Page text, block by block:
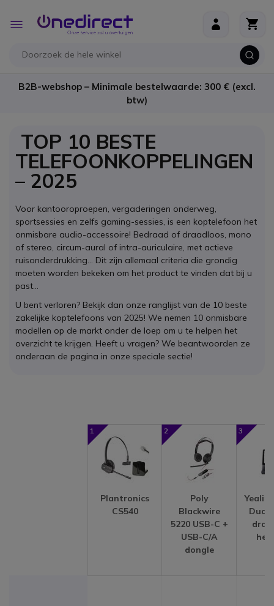
Toggle
Nav
B2B-webshop – Minimale bestelwaarde: 300 € (excl.
btw)
TOP 10 BESTE
TELEFOONKOPPELINGEN
– 2025
Voor kantooroproepen, vergaderingen onderweg,
sportsessies en zelfs gaming-sessies, is een koptelefoon het
onmisbare audio-accessoire! Bedraad of draadloos, mono
of stereo, circum-aural of intra-auriculaire, met actieve
ruisonderdrukking… Dit zijn allemaal criteria die grondig
moeten worden bekeken om het product te vinden dat bij u
past…
U bent verloren? Bekijk dan onze ranglijst van de 10 beste
zakelijke koptelefoons van 2025! We nemen 10 onmisbare
modellen op de markt onder de loep om u te helpen het
overzicht te krijgen. Heeft u vragen? We beantwoorden ze
onderaan de pagina in onze speciale sectie!
1
Plantronics
CS540
2
Poly
Blackwire
5220 USB-C +
USB-C/A
dongle
3
Dual